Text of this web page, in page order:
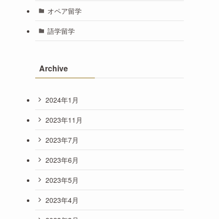
オペア留学
語学留学
Archive
2024年1月
2023年11月
2023年7月
2023年6月
2023年5月
2023年4月